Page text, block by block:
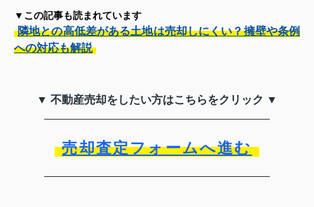
▼この記事も読まれています
隣地との高低差がある土地は売却しにくい？擁壁や条例
への対応も解説
▼ 不動産売却をしたい方はこちらをクリック ▼
売却査定フォームへ進む